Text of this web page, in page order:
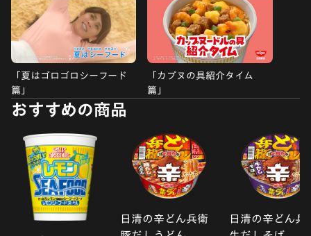
「夏はゴロゴロシーフード
篇」
「カプヌの具紹介タイム
篇」
おすすめの商品
日清の辛どん兵衛
日清の辛どん兵